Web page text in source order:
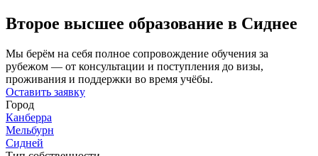
Второе высшее образование в Сиднее
Мы берём на себя полное сопровождение обучения за
рубежом — от консультации и поступления до визы,
проживания и поддержки во время учёбы.
Оставить заявку
Город
Канберра
Мельбурн
Сидней